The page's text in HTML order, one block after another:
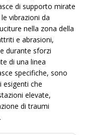
di supporto mirate
vibrazioni da
nella zona della
e abrasioni,
durante sforzi
di una linea
specifiche, sono
esigenti che
elevate,
di traumi